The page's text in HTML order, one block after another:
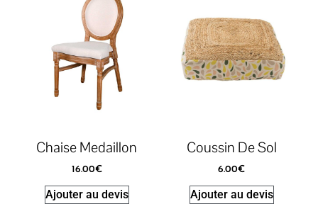
Chaise Medaillon
16.00€
Ajouter au devis
Coussin De Sol
6.00€
Ajouter au devis